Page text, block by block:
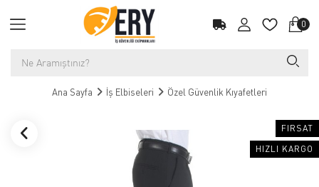
0
Ana Sayfa İş Elbiseleri Özel Güvenlik Kıyafetleri
FIRSAT
HIZLI KARGO